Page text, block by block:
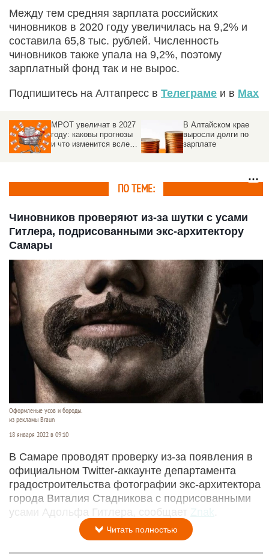
Между тем средняя зарплата российских
чиновников в 2020 году увеличилась на 9,2% и
составила 65,8 тыс. рублей. Численность
чиновников также упала на 9,2%, поэтому
зарплатный фонд так и не вырос.
Подпишитесь на Алтапресс в Телеграме и в Max
МРОТ увеличат в 2027
году: каковы прогнозы
и что изменится вслед
В Алтайском крае
выросли долги по
зарплате
ПО ТЕМЕ:
Чиновников проверяют из-за шутки с усами
Гитлера, подрисованными экс-архитектору
Самары
Оформленые усов и бороды.
из рекламы Braun
18 января 2022 в 09:10
В Самаре проводят проверку из-за появления в
официальном Twitter-аккаунте департамента
градостроительства фотографии экс-архитектора
города Виталия Стадникова с подрисованными
усами Адольфа Гитлера, сообщает Znak
Читать полностью